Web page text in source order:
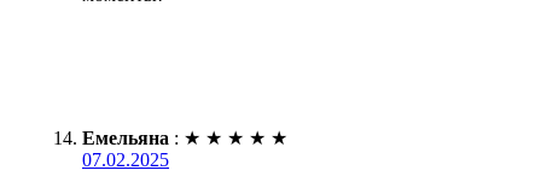
Емельяна : ★ ★ ★ ★ ★
07.02.2025